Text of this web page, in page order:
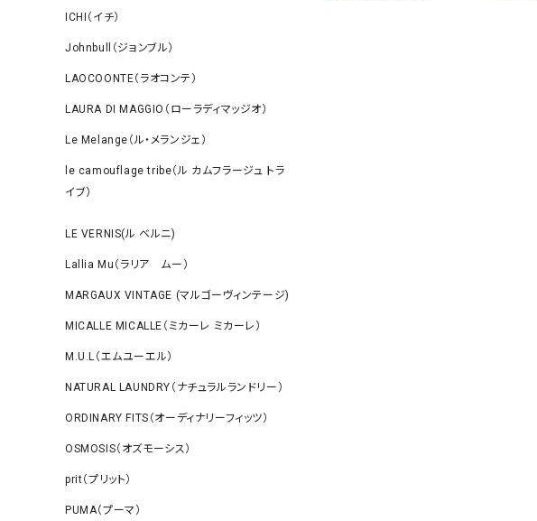
ICHI（イチ）
Johnbull（ジョンブル）
LAOCOONTE（ラオコンテ）
LAURA DI MAGGIO（ローラディマッジオ）
Le Melange（ル・メランジェ）
le camouflage tribe（ル カムフラージュ トラ
イブ）
LE VERNIS(ル ベルニ)
Lallia Mu（ラリア ムー）
MARGAUX VINTAGE (マルゴーヴィンテージ)
MICALLE MICALLE（ミカーレ ミカーレ）
M.U.L（エムユーエル）
NATURAL LAUNDRY（ナチュラルランドリー）
ORDINARY FITS（オーディナリーフィッツ）
OSMOSIS（オズモーシス）
prit（プリット）
PUMA（プーマ）